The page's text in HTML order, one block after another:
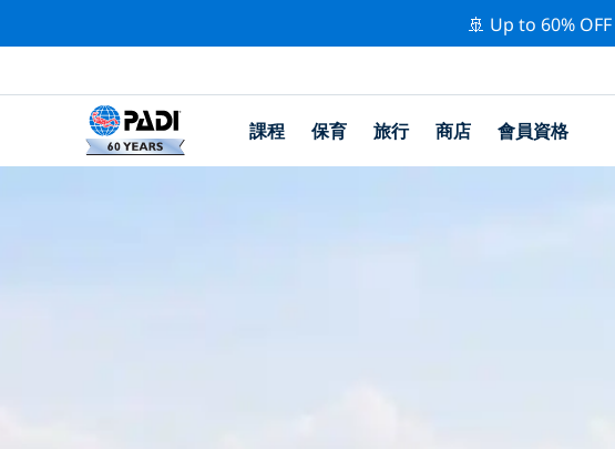
🚢 Up to 60%
課程 保育 旅行 商店 會員資格